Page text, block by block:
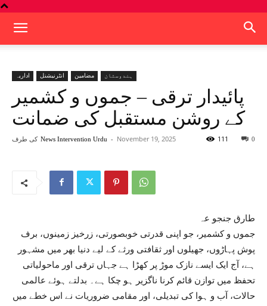
اداریہ انٹرنیشنل مضامین ہندوستان
پائیدار ترقی – جموں و کشمیر
کے روشن مستقبل کی ضمانت
کی طرف News Intervention Urdu - November 19, 2025 0
111
طارق جنجو عہ
جموں و کشمیر، جو اپنی قدرتی خوبصورتی، زرخیز زمینوں، برف
پوش پہاڑوں، جھیلوں اور ثقافتی ورثے کے لیے دنیا بھر میں مشہور
ہے، آج ایک ایسے نازک موڑ پر کھڑا ہے جہاں ترقی اور ماحولیاتی
تحفظ میں توازن قائم کرنا ناگزیر ہو چکا ہے۔ بدلتے ہوئے عالمی
حالات، آب و ہوا کی تبدیلی، اور مقامی ضروریات نے اس خطے میں